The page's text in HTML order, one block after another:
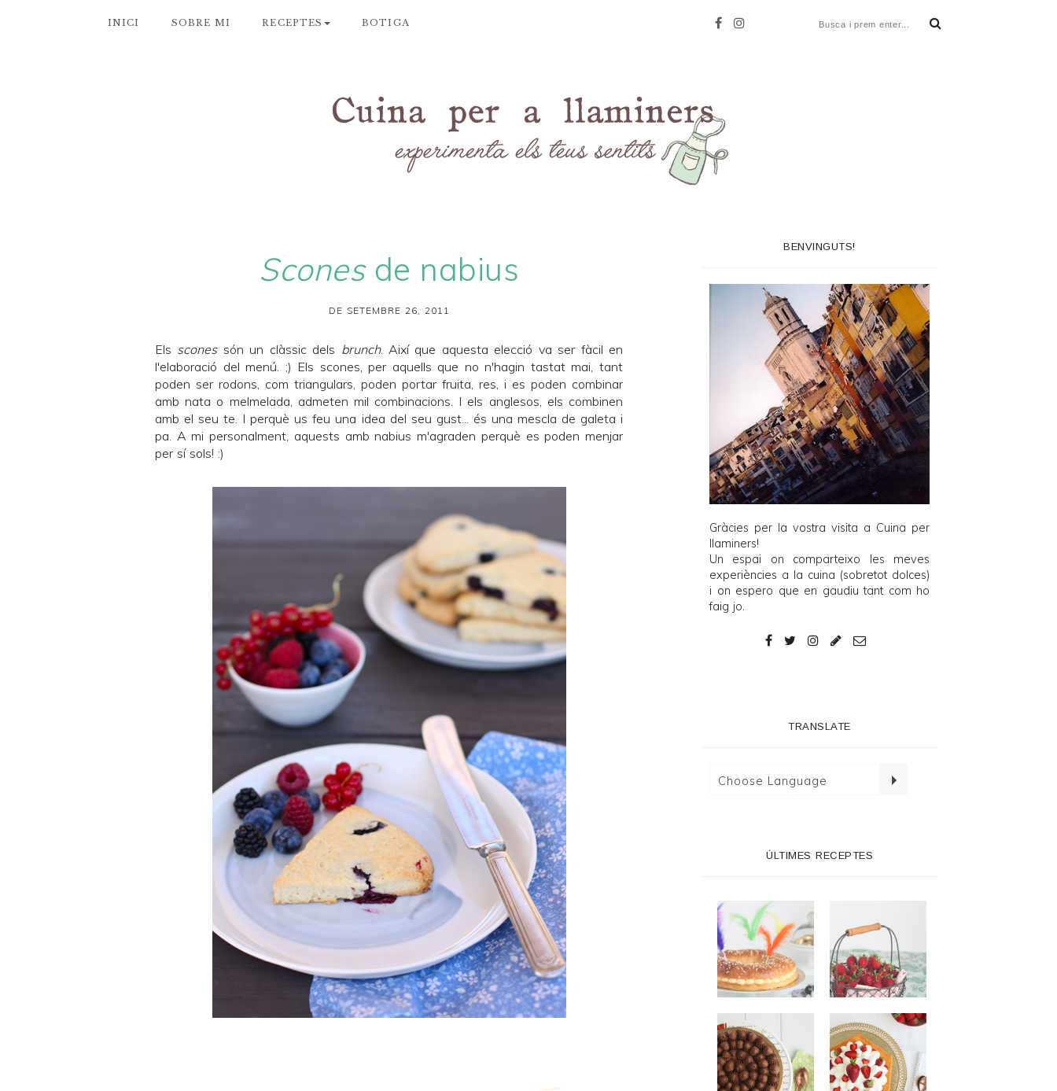
INICI SOBRE MI RECEPTES BOTIGA
Sconesde nabius
DE SETEMBRE 26, 2011
Els sconessón un clàssic dels brunch. Així que aquesta elecció va ser fàcil en
l'elaboració del menú. ;) Els scones, per aquells que no n'hagin tastat mai, tant
poden ser rodons, com triangulars, poden portar fruita, res, i es poden combinar
amb nata o melmelada, admeten mil combinacions. I els anglesos, els combinen
amb el seu te. I perquè us feu una idea del seu gust... és una mescla de galeta i
pa. A mi personalment, aquests amb nabius m'agraden perquè es poden menjar
per sí sols! :)
BENVINGUTS!
Gràcies per la vostra visita a Cuina per
llaminers!
Un espai on comparteixo les meves
experiències a la cuina (sobretot dolces)
i on espero que en gaudiu tant com ho
faig jo.
TRANSLATE
ÚLTIMES RECEPTES